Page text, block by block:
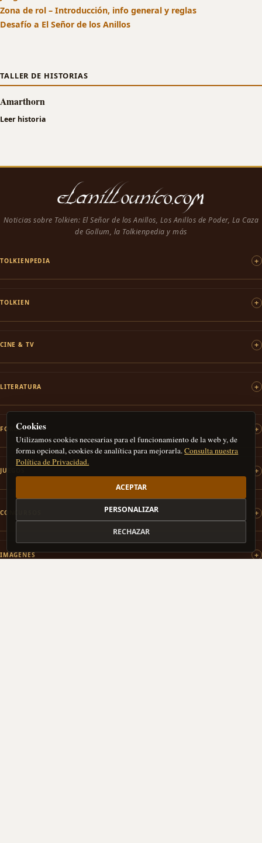
Zona de rol – Introducción, info general y reglas
Desafío a El Señor de los Anillos
TALLER DE HISTORIAS
Amarthorn
Leer historia
Noticias sobre Tolkien: El Señor de los Anillos, Los Anillos de Poder, La Caza
de Gollum, la Tolkienpedia y más
TOLKIENPEDIA
TOLKIEN
CINE & TV
LITERATURA
FOROS
JUEGOS
CONCURSOS
IMÁGENES
Cookies
Utilizamos cookies necesarias para el funcionamiento de la web y, de
forma opcional, cookies de analítica para mejorarla.Consulta nuestra
Política de Privacidad.
ACEPTAR
PERSONALIZAR
RECHAZAR